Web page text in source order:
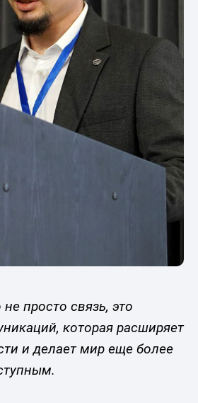
просто связь, это
которая расширяет
и делает мир еще более